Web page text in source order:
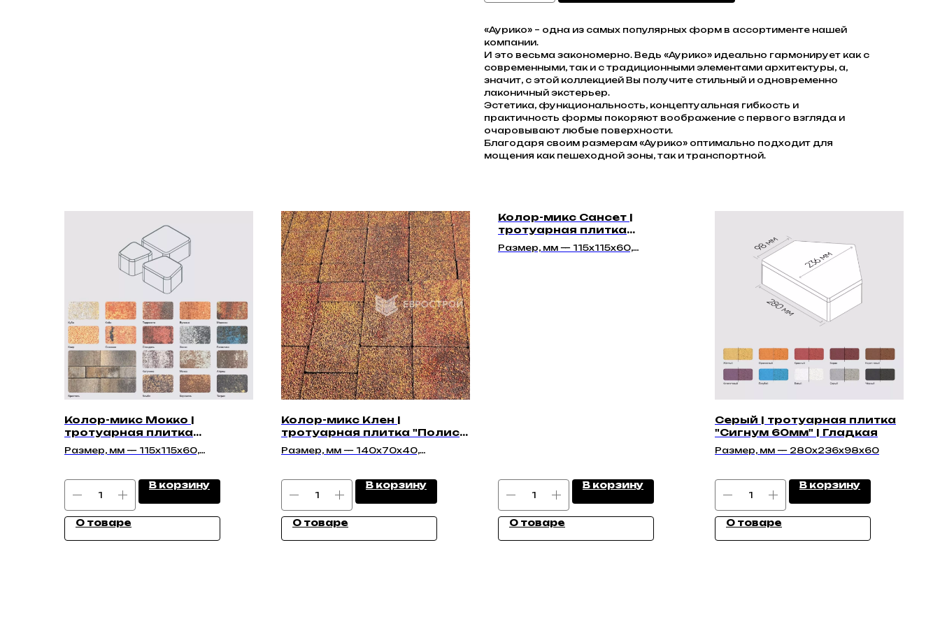
«Аурико» – одна из самых популярных форм в ассортименте нашей
компании.
И это весьма закономерно. Ведь «Аурико» идеально гармонирует как с
современными, так и с традиционными элементами архитектуры, а,
значит, с этой коллекцией Вы получите стильный и одновременно
лаконичный экстерьер.
Эстетика, функциональность, концептуальная гибкость и
практичность формы покоряют воображение с первого взгляда и
очаровывают любые поверхности.
Благодаря своим размерам «Аурико» оптимально подходит для
мощения как пешеходной зоны, так и транспортной.
Колор-микс Мокко |
тротуарная плитка
"Классико 60мм" | Гладкая
Размер, мм — 115х115х60,
В корзину
О товаре
Колор-микс Клен |
тротуарная плитка "Полис
40мм" | Гладкая
Размер, мм — 140х70х40,
В корзину
О товаре
Колор-микс Сансет |
тротуарная плитка
"Классико 60мм" | Гладкая
Размер, мм — 115х115х60,
В корзину
О товаре
Серый | тротуарная плитка
"Сигнум 60мм" | Гладкая
Размер, мм — 280х236х98х60
В корзину
О товаре